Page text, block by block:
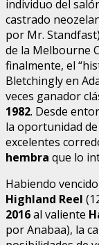
individuo del
castrado
por Mr.
de la Melbourne
finalmente, el
Bletchingly en
veces ganador
1982. Desde
la oportunidad
excelentes
hembra que lo
Habiendo
Highland Reel
2016al valiente
por Anabaa), la